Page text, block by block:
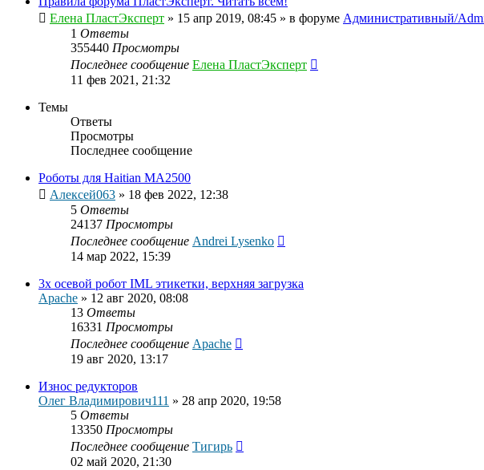
Елена ПластЭксперт » 15 апр 2019, 08:45 » в форуме Административный/
1 Ответы
355440 Просмотры
Последнее сообщение Елена ПластЭксперт
11 фев 2021, 21:32
Темы
Ответы
Просмотры
Последнее сообщение
Роботы для Нaitian MA2500
Алексей063 » 18 фев 2022, 12:38
5 Ответы
24137 Просмотры
Последнее сообщение Andrei Lysenko
14 мар 2022, 15:39
3х осевой робот IML этикетки, верхняя загрузка
Apache » 12 авг 2020, 08:08
13 Ответы
16331 Просмотры
Последнее сообщение Apache
19 авг 2020, 13:17
Износ редукторов
Олег Владимирович111 » 28 апр 2020, 19:58
5 Ответы
13350 Просмотры
Последнее сообщение Тигирь
02 май 2020, 21:30